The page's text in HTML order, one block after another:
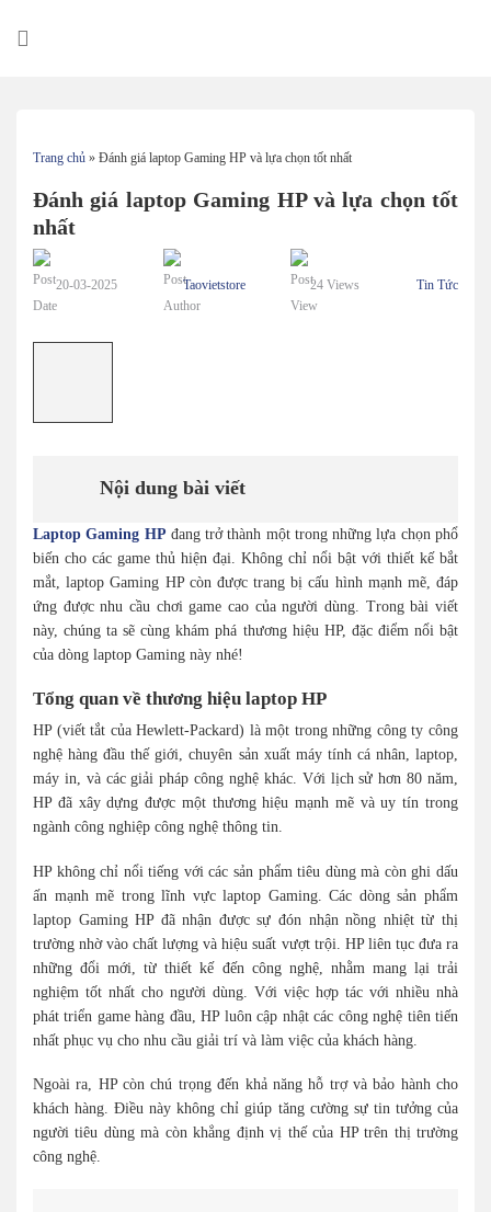
Trang chủ » Đánh giá laptop Gaming HP và lựa chọn tốt nhất
Đánh giá laptop Gaming HP và lựa chọn tốt
nhất
20-03-2025 Taovietstore 24 Views Tin Tức
Nội dung bài viết
Laptop Gaming HP đang trở thành một trong những lựa chọn phổ
biến cho các game thủ hiện đại. Không chỉ nổi bật với thiết kế bắt
mắt, laptop Gaming HP còn được trang bị cấu hình mạnh mẽ, đáp
ứng được nhu cầu chơi game cao của người dùng. Trong bài viết
này, chúng ta sẽ cùng khám phá thương hiệu HP, đặc điểm nổi bật
của dòng laptop Gaming này nhé!
Tổng quan về thương hiệu laptop HP
HP (viết tắt của Hewlett-Packard) là một trong những công ty công
nghệ hàng đầu thế giới, chuyên sản xuất máy tính cá nhân, laptop,
máy in, và các giải pháp công nghệ khác. Với lịch sử hơn 80 năm,
HP đã xây dựng được một thương hiệu mạnh mẽ và uy tín trong
ngành công nghiệp công nghệ thông tin.
HP không chỉ nổi tiếng với các sản phẩm tiêu dùng mà còn ghi dấu
ấn mạnh mẽ trong lĩnh vực laptop Gaming. Các dòng sản phẩm
laptop Gaming HP đã nhận được sự đón nhận nồng nhiệt từ thị
trường nhờ vào chất lượng và hiệu suất vượt trội. HP liên tục đưa ra
những đổi mới, từ thiết kế đến công nghệ, nhằm mang lại trải
nghiệm tốt nhất cho người dùng. Với việc hợp tác với nhiều nhà
phát triển game hàng đầu, HP luôn cập nhật các công nghệ tiên tiến
nhất phục vụ cho nhu cầu giải trí và làm việc của khách hàng.
Ngoài ra, HP còn chú trọng đến khả năng hỗ trợ và bảo hành cho
khách hàng. Điều này không chỉ giúp tăng cường sự tin tưởng của
người tiêu dùng mà còn khẳng định vị thế của HP trên thị trường
công nghệ.